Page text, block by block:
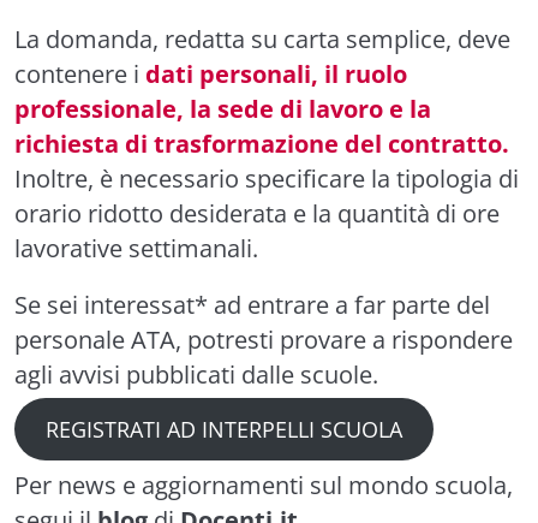
La domanda, redatta su carta semplice, deve
contenere i dati personali, il ruolo
professionale, la sede di lavoro e la
richiesta di trasformazione del contratto.
Inoltre, è necessario specificare la tipologia di
orario ridotto desiderata e la quantità di ore
lavorative settimanali.
Se sei interessat* ad entrare a far parte del
personale ATA, potresti provare a rispondere
agli avvisi pubblicati dalle scuole.
REGISTRATI AD INTERPELLI SCUOLA
Per news e aggiornamenti sul mondo scuola,